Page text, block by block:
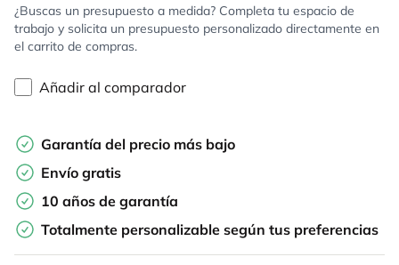
¿Buscas un presupuesto a medida? Completa tu espacio de
trabajo y solicita un presupuesto personalizado directamente en
el carrito de compras.
Añadir al comparador
Garantía del precio más bajo
Envío gratis
10 años de garantía
Totalmente personalizable según tus preferencias